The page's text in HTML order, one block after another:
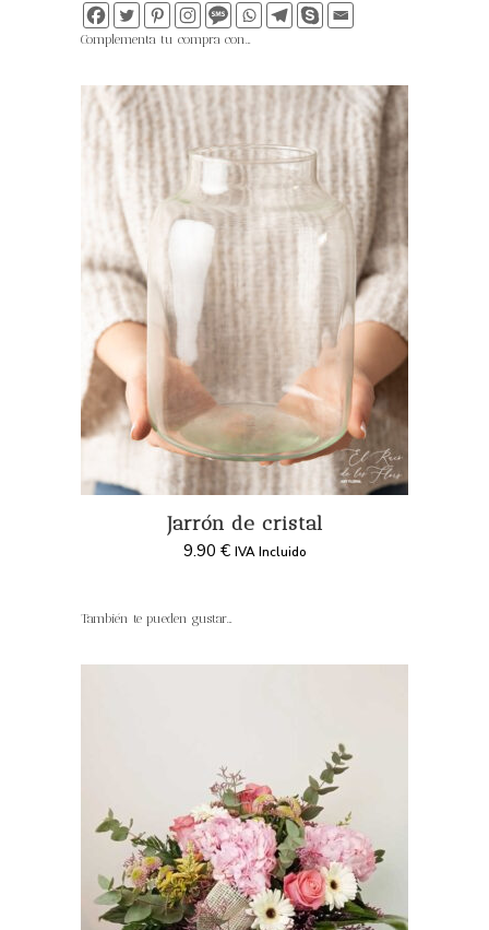
Complementa tu compra con…
Jarrón de cristal
9.90 € IVA Incluido
También te pueden gustar…